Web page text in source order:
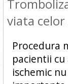
viata celor
Procedura
pacientii cu
ischemic